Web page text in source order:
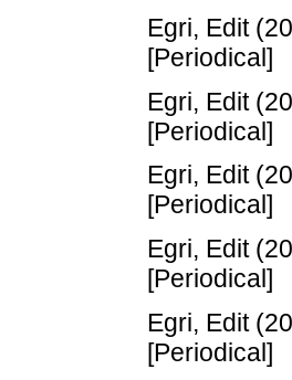
Egri, Edit
[Periodical]
Egri, Edit
[Periodical]
Egri, Edit
[Periodical]
Egri, Edit
[Periodical]
Egri, Edit
[Periodical]